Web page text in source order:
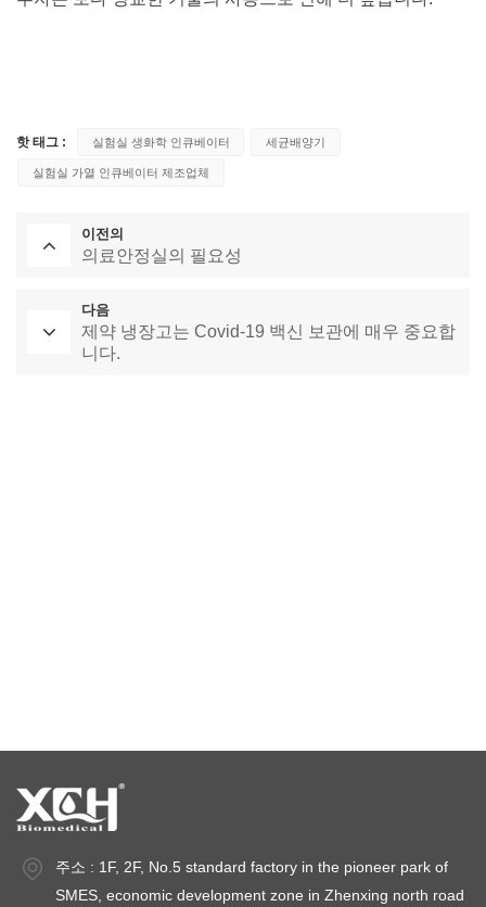
핫 태그 : 실험실 생화학 인큐베이터 세균배양기
실험실 가열 인큐베이터 제조업체
이전의
의료안정실의 필요성
다음
제약 냉장고는 Covid-19 백신 보관에 매우 중요합
니다.
주소 : 1F, 2F, No.5 standard factory in the pioneer park of
SMES, economic development zone in Zhenxing north road